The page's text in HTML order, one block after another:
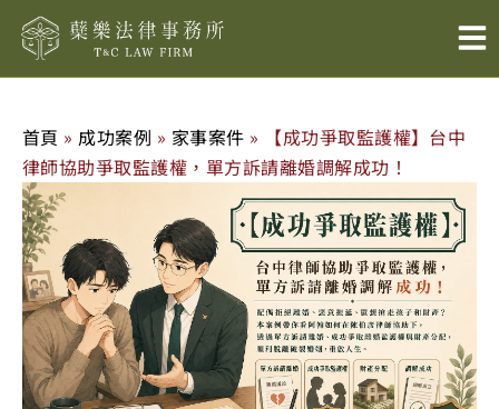
首頁 » 成功案例 » 家事案件 »
【成功爭取監護權】台中
律師協助爭取監護權，單方訴請離婚調解成功！